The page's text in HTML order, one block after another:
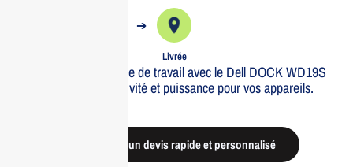
➔
Livrée
Optimisez votre espace de travail avec le Dell DOCK WD19S
130W, offrant connectivité et puissance pour vos appareils.
Demander un devis rapide et personnalisé